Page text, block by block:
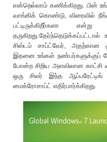
என்றெல்லாம் கணிக்கிறது. பின்
வாங்கிக் கொண்டு, விரைவில்
பட்டிருக்கிறீர்களா
சிஸ்டம் சாப்ட்வேர், அதற்கான
இதனை உங்கள் நண்பர்களுக்குப்
போன்ற சிறிய அளவிலான காட்சி
ஒரு சிலர் இந்த
மைக்ரோசாப்ட் எதிர்பார்க்கிறது.